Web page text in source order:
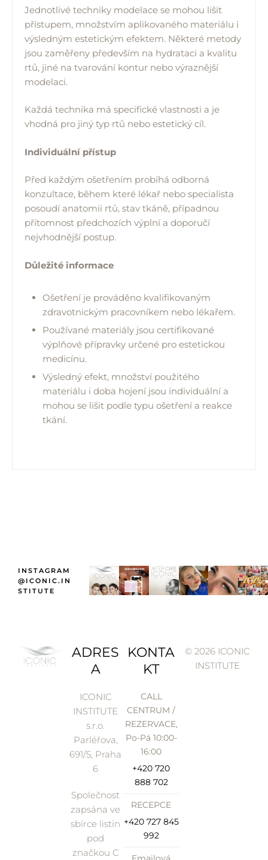
Jednotlivé techniky modelace se mohou lišit
přístupem, množstvím aplikovaného materiálu i
výsledným estetickým efektem. Některé metody
jsou zaměřeny především na hydrataci a kvalitu
rtů, jiné na tvarování kontur nebo výraznější
modelaci.
Každá technika má specifické vlastnosti a je
vhodná pro jiný typ rtů nebo estetický cíl.
Individuální přístup
Před každým ošetřením probíhá odborná
konzultace, během které lékař nebo specialista
posoudí anatomii rtů, stav tkáně, případnou
přítomnost předchozích výplní a doporučí
nejvhodnější postup.
Důležité informace
Ošetření je prováděno kvalifikovaným
zdravotnickým pracovníkem nebo lékařem.
Používané materiály jsou certifikované
výplňové přípravky určené pro estetickou
medicínu.
Výsledný efekt, množství použitého
materiálu i doba hojení jsou individuální a
mohou se lišit podle typu ošetření a reakce
tkání.
INSTAGRAM
@ICONIC.IN
STITUTE
ADRES
A
ICONIC
INSTITUTE
s.r.o.
Parléřova,
691/5, Praha
6
Společnost
zapsána ve
sbírce listin
pod
značkou C
KONTA
KT
CALL
CENTRUM /
REZERVACE,
Po-Pá 10:00-
16:00
+420 720
888 702
RECEPCE
+420 727 845
992
© 2026 ICONIC
INSTITUTE